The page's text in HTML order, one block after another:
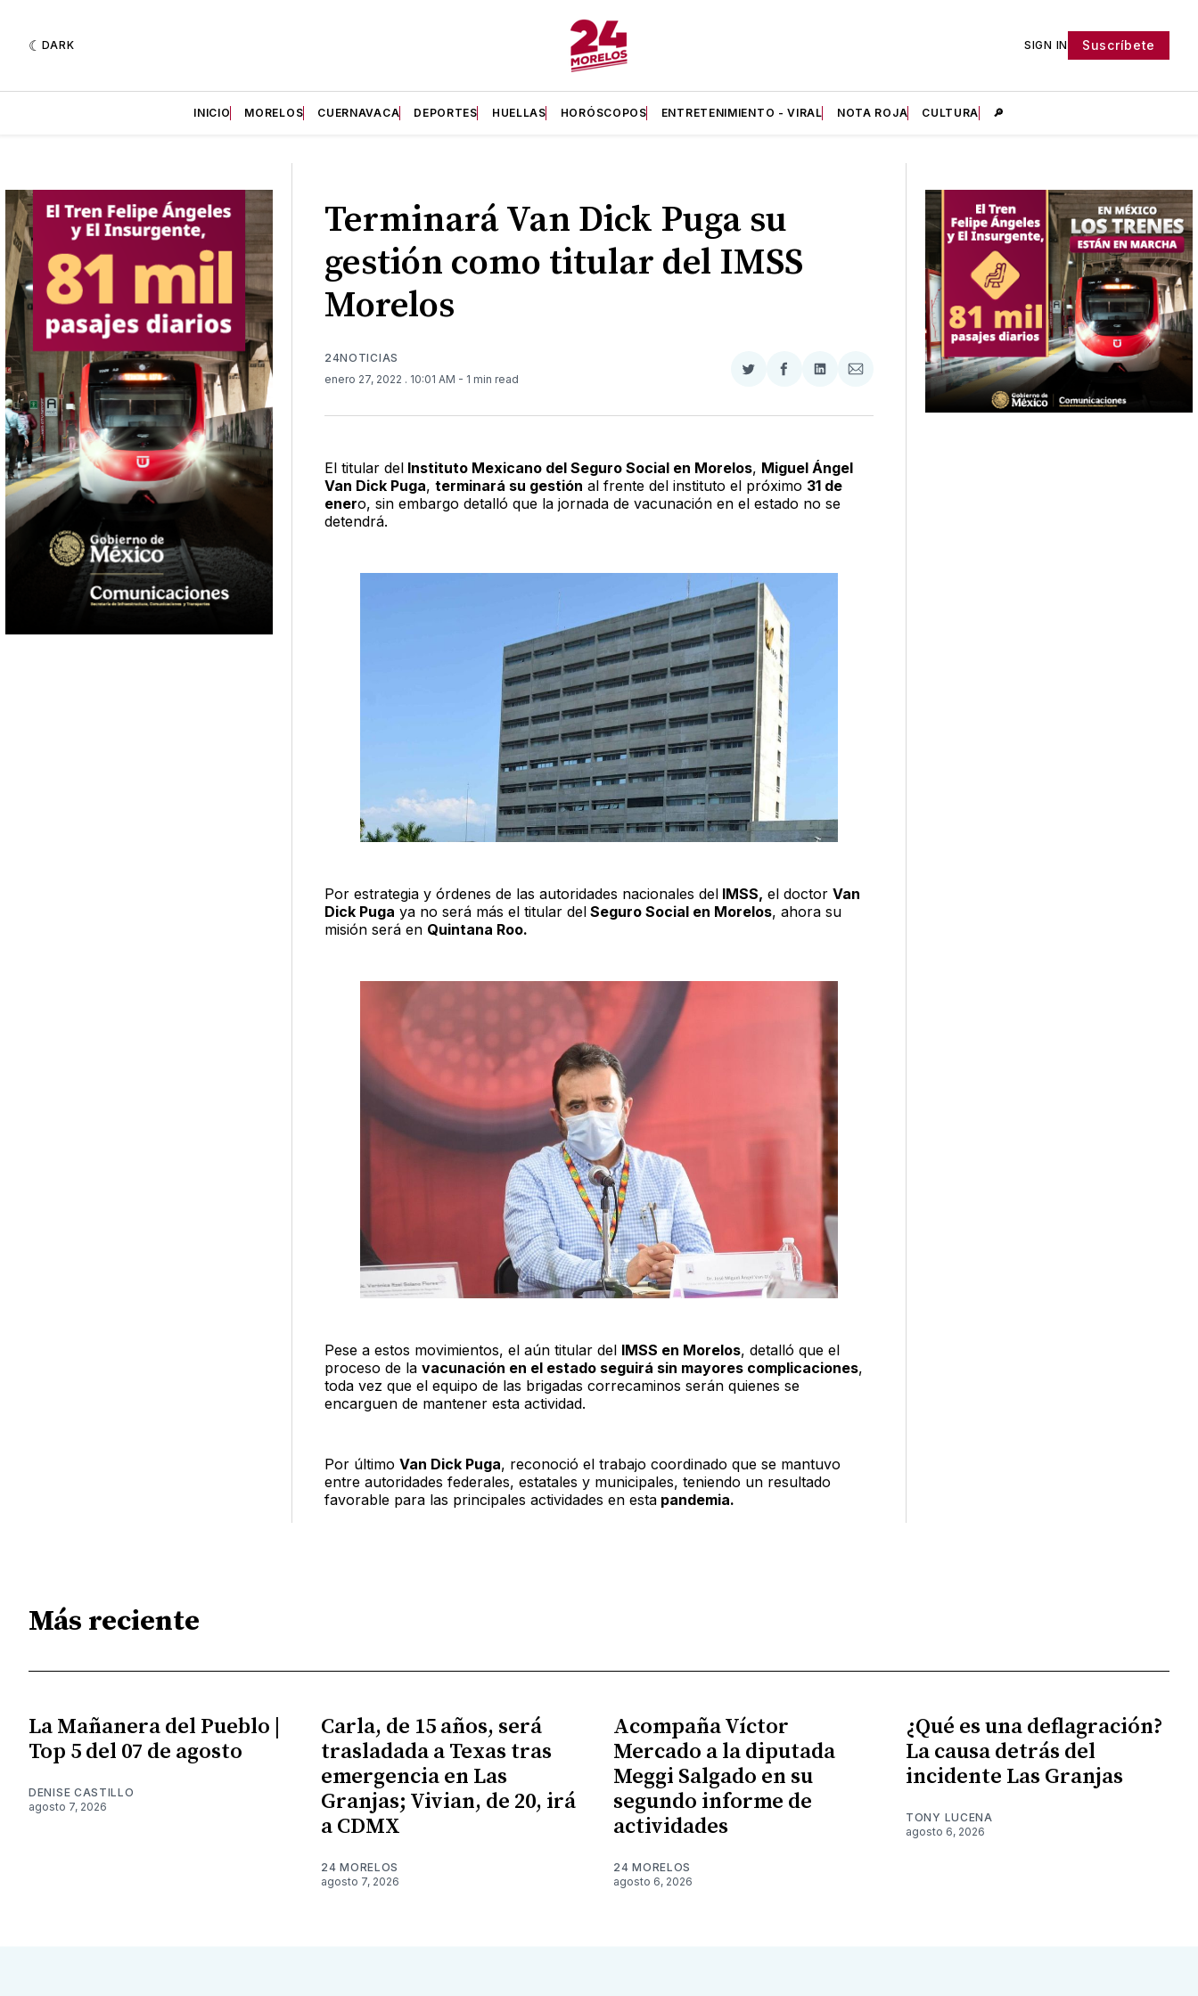
DARK SIGN IN Suscríbete
INICIO MORELOS CUERNAVACA DEPORTES HUELLAS HORÓSCOPOS ENTRETENIMIENTO - VIRAL NOTA ROJA CULTURA 🔎
Terminará Van Dick Puga su
gestión como titular del IMSS
Morelos
24NOTICIAS
enero 27, 2022 . 10:01 AM - 1 min read
Compartir
Twitter
Compartir
Facebook
Compartir
LinkedIn
Compartir
Email
El titular delInstituto Mexicano del Seguro Social en Morelos, Miguel Ángel
Van Dick Puga, terminará su gestión al frente del instituto el próximo 31 de
enero, sin embargo detalló que la jornada de vacunación en el estado no se
detendrá.
Por estrategia y órdenes de las autoridades nacionales delIMSS, el doctor Van
Dick Puga ya no será más el titular delSeguro Social en Morelos, ahora su
misión será en Quintana Roo.
Pese a estos movimientos, el aún titular del IMSS en Morelos, detalló que el
proceso de la vacunación en el estado seguirá sin mayores complicaciones,
toda vez que el equipo de las brigadas correcaminos serán quienes se
encarguen de mantener esta actividad.
Por último Van Dick Puga, reconoció el trabajo coordinado que se mantuvo
entre autoridades federales, estatales y municipales, teniendo un resultado
favorable para las principales actividades en estapandemia.
Más reciente
La Mañanera del Pueblo |
Top 5 del 07 de agosto
DENISE CASTILLO
agosto 7, 2026
Carla, de 15 años, será
trasladada a Texas tras
emergencia en Las
Granjas; Vivian, de 20, irá
a CDMX
24 MORELOS
agosto 7, 2026
Acompaña Víctor
Mercado a la diputada
Meggi Salgado en su
segundo informe de
actividades
24 MORELOS
agosto 6, 2026
¿Qué es una deflagración?
La causa detrás del
incidente Las Granjas
TONY LUCENA
agosto 6, 2026